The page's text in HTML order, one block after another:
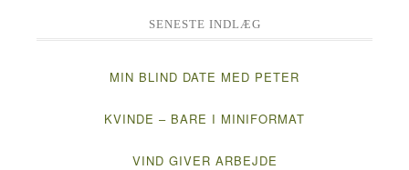
SENESTE INDLÆG
MIN BLIND DATE MED PETER
KVINDE – BARE I MINIFORMAT
VIND GIVER ARBEJDE